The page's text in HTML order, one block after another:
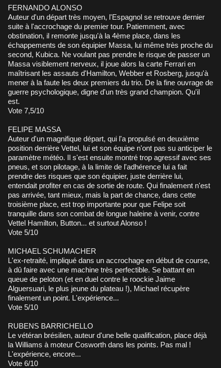
FERNANDO ALONSO
Auteur d'un départ très moyen, l'Espagnol se retrouve dernier
suite à l'accrochage du premier tour. Patiemment, avec
obstination, il remonte jusqu'à la 4ème place, dans les
échappements de son équipier Massa, lui même très proche du
second, Kubica. Ne voulant pas prendre le risque de passer un
Massa visiblement nerveux, il joue alors la carte Ferrari en
maîtrisant les assauts d'Hamilton, Webber et Rosberg, jusqu'à
mener à la faute les deux premiers du trio. De la fine ouvrage de
guerre psychologique, digne d'un très grand champion. Qu'il
est.
Vote 7,5/10
FELIPE MASSA
Auteur d'un magnifique départ, qui l'a propulsé en deuxième
position derrière Vettel, lui et son équipe n'ont pas su anticiper le
paramètre météo. Il s'est ensuite montré trop agressif avec ses
pneus, et son pilotage, à la limite de l'adhérence lui a fait
prendre des risques que son équipier, juste derrière lui,
entendait profiter en cas de sortie de route. Qui finalement n'est
pas arrivée, tant mieux, mais la part de chance, dans cette
troisième place, est trop importante pour que Felipe soit
tranquille dans son combat de longue haleine à venir, contre
Vettel Hamilton, Button... et surtout Alonso !
Vote 5/10
MICHAEL SCHUMACHER
L'ex-retraité, impliqué dans un accrochage en début de course,
à dû faire avec une machine très perfectible. Se battant en
queue de peloton (et en duel contre le roockie Jaime
Alguersuari, le plus jeune du plateau !), Michael récupère
finalement un point. L'expérience...
Vote 5/10
RUBENS BARRICHELLO
Le vétéran brésilien, auteur d'une belle qualification, place déjà
la Williams à moteur Cosworth dans les points. Pas mal !
L'expérience, encore...
Vote 6/10